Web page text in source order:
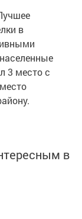
в
3 место с
в